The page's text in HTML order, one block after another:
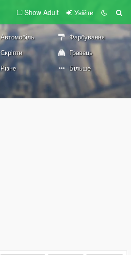
Show Adult Увійти
Автомобіль
Фарбування
Скріпти
Гравець
Різне Більше